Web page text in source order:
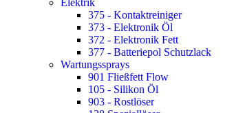
375 - Kontaktreiniger
373 - Elektronik Öl
372 - Elektronik Fett
377 - Batteriepol Schutzlack
Wartungssprays
901 Fließfett Flow
105 - Silikon Öl
903 - Rostlöser